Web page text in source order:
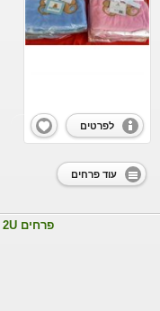
לפרטים
עוד פרחים
פרחים 2U